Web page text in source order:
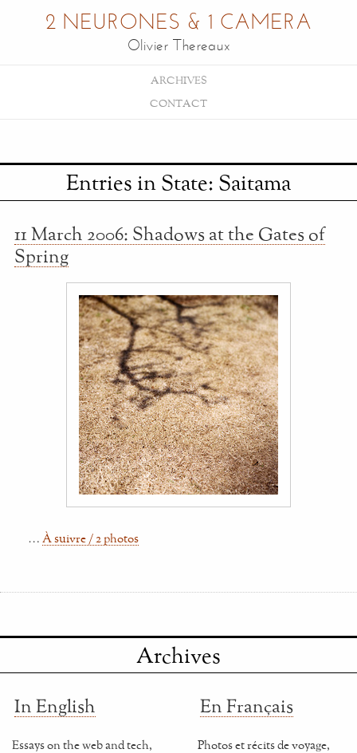
2 NEURONES & 1 CAMERA
Olivier Thereaux
ARCHIVES
CONTACT
Entries in State: Saitama
11 March 2006: Shadows at the Gates of
Spring
… À suivre / 2 photos
Archives
In English
Essays on the web and tech,
En Français
Photos et récits de voyage,